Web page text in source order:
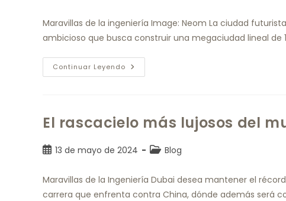
Maravillas de la ingeniería Image: Neom La ciudad
ambicioso que busca construir una megaciudad lineal de
Continuar Leyendo
El rascacielo más lujosos del
13 de mayo de 2024 Blog
Maravillas de la Ingeniería Dubai desea mantener el
carrera que enfrenta contra China, dónde además será